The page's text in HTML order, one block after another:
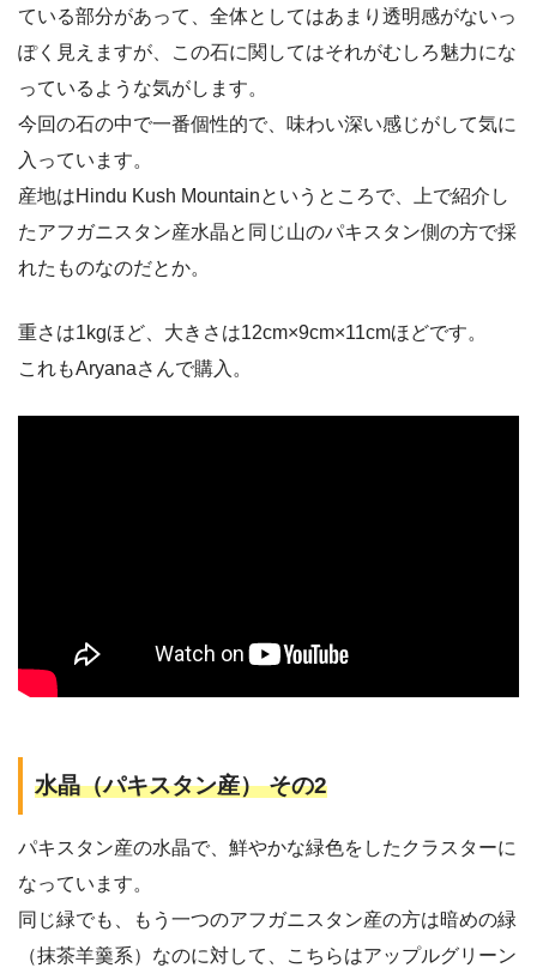
ている部分があって、全体としてはあまり透明感がないっ
ぽく見えますが、この石に関してはそれがむしろ魅力にな
っているような気がします。
今回の石の中で一番個性的で、味わい深い感じがして気に
入っています。
産地はHindu Kush Mountainというところで、上で紹介し
たアフガニスタン産水晶と同じ山のパキスタン側の方で採
れたものなのだとか。
重さは1kgほど、大きさは12cm×9cm×11cmほどです。
これもAryanaさんで購入。
水晶（パキスタン産） その2
パキスタン産の水晶で、鮮やかな緑色をしたクラスターに
なっています。
同じ緑でも、もう一つのアフガニスタン産の方は暗めの緑
（抹茶羊羹系）なのに対して、こちらはアップルグリーン